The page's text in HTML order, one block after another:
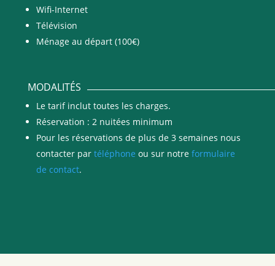
Wifi-Internet
Télévision
Ménage au départ (100€)
MODALITÉS
Le tarif inclut toutes les charges.
Réservation : 2 nuitées minimum
Pour les réservations de plus de 3 semaines nous
contacter par téléphone ou sur notre formulaire
de contact.